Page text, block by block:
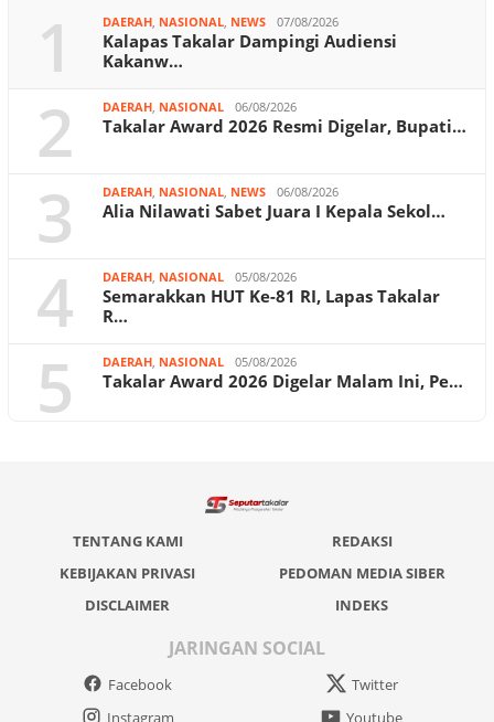
1 DAERAH, NASIONAL, NEWS 07/08/2026
Kalapas Takalar Dampingi Audiensi
Kakanw…
2 DAERAH, NASIONAL 06/08/2026
Takalar Award 2026 Resmi Digelar, Bupati…
3 DAERAH, NASIONAL, NEWS 06/08/2026
Alia Nilawati Sabet Juara I Kepala Sekol…
4 DAERAH, NASIONAL 05/08/2026
Semarakkan HUT Ke-81 RI, Lapas Takalar
R…
5 DAERAH, NASIONAL 05/08/2026
Takalar Award 2026 Digelar Malam Ini, Pe…
TENTANG KAMI
REDAKSI
KEBIJAKAN PRIVASI
PEDOMAN MEDIA SIBER
DISCLAIMER
INDEKS
JARINGAN SOCIAL
Facebook
Twitter
Instagram
Youtube